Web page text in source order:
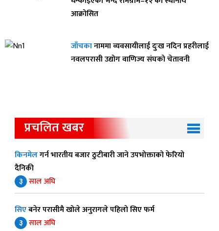
आक्रोसित
जाँचकानाममा व्यवसायीलाई दुःख नदिन प्रहरीलाई
नवलपरासी उद्योग वाणिज्य संघको चेतावनी
प्रचलित खबर
किनमेलगर्न भारतीय बजार ठुटीबारी जाने उपभोक्ताको फेरियो
दैनिकी
३ साल अघि
सिएबनेर परासीमै खोले अनुरागले पहिलो सिए फर्म
३ साल अघि